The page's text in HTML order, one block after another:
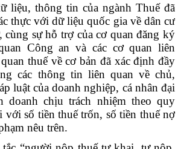
liệu, thông tin của ngành Thuế đã
thực với dữ liệu quốc gia về dân cư
cùng sự hỗ trợ của cơ quan đăng ký
Công an và các cơ quan liên
thuế về cơ bản đã xác định đầy
các thông tin liên quan về chủ,
luật của doanh nghiệp, cá nhân đại
doanh chịu trách nhiệm theo quy
với số tiền thuế trốn, số tiền thuế nợ
nêu trên.